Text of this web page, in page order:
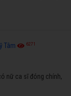
Tâm 6271
nữ ca sĩ đóng chính,